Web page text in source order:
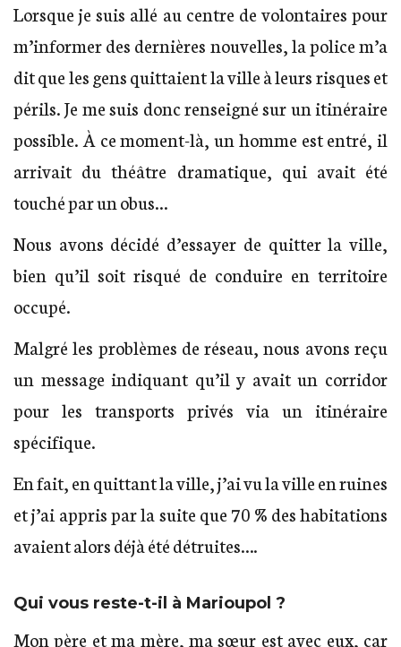
Lorsque je suis allé au centre de volontaires pour
m’informer des dernières nouvelles, la police m’a
dit que les gens quittaient la ville à leurs risques et
périls. Je me suis donc renseigné sur un itinéraire
possible. À ce moment-là, un homme est entré, il
arrivait du théâtre dramatique, qui avait été
touché par un obus…
Nous avons décidé d’essayer de quitter la ville,
bien qu’il soit risqué de conduire en territoire
occupé.
Malgré les problèmes de réseau, nous avons reçu
un message indiquant qu’il y avait un corridor
pour les transports privés via un itinéraire
spécifique.
En fait, en quittant la ville, j’ai vu la ville en ruines
et j’ai appris par la suite que 70 % des habitations
avaient alors déjà été détruites….
Qui vous reste-t-il à Marioupol ?
Mon père et ma mère, ma sœur est avec eux, car